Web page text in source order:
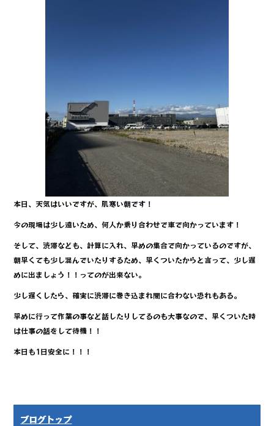
本日、天気はいいですが、肌寒い朝です！
今の現場は少し遠いため、何人か乗り合わせで車で向かっています！
そして、渋滞なども、計算に入れ、早めの集合で向かっているのですが、
朝早くても少し混んでいたりするため、早くついたからと言って、少し遅
めに出ましょう！！ってのが出来ない。
少し遅くしたら、確実に渋滞に巻き込まれ間に合わない恐れもある。
早めに行って作業の事など話したりしてるのも大事なので、早くついた時
は仕事の話をして待機！！
本日も1日安全に！！！
ブログトップ